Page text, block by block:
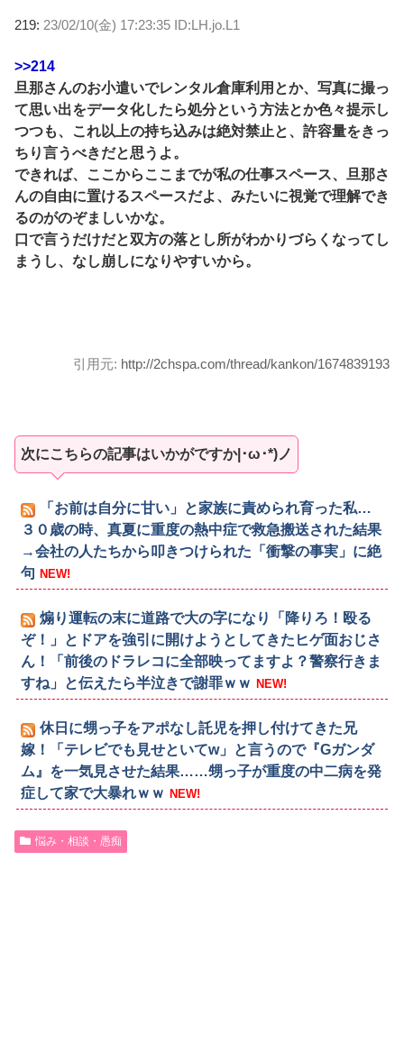
219: 23/02/10(金) 17:23:35 ID:LH.jo.L1
>>214
旦那さんのお小遣いでレンタル倉庫利用とか、写真に撮っ
て思い出をデータ化したら処分という方法とか色々提示し
つつも、これ以上の持ち込みは絶対禁止と、許容量をきっ
ちり言うべきだと思うよ。
できれば、ここからここまでが私の仕事スペース、旦那さ
んの自由に置けるスペースだよ、みたいに視覚で理解でき
るのがのぞましいかな。
口で言うだけだと双方の落とし所がわかりづらくなってし
まうし、なし崩しになりやすいから。
引用元: http://2chspa.com/thread/kankon/1674839193
次にこちらの記事はいかがですか|･ω･*)ノ
「お前は自分に甘い」と家族に責められ育った私…
３０歳の時、真夏に重度の熱中症で救急搬送された結果
→会社の人たちから叩きつけられた「衝撃の事実」に絶
句 NEW!
煽り運転の末に道路で大の字になり「降りろ！殴る
ぞ！」とドアを強引に開けようとしてきたヒゲ面おじさ
ん！「前後のドラレコに全部映ってますよ？警察行きま
すね」と伝えたら半泣きで謝罪ｗｗ NEW!
休日に甥っ子をアポなし託児を押し付けてきた兄
嫁！「テレビでも見せといてw」と言うので『Gガンダ
ム』を一気見させた結果……甥っ子が重度の中二病を発
症して家で大暴れｗｗ NEW!
悩み・相談・愚痴